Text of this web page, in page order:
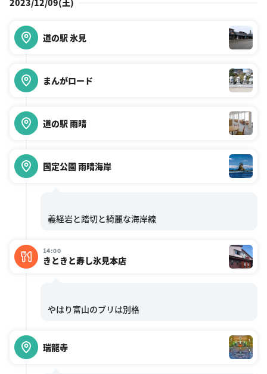
道の駅 氷見
まんがロード
道の駅 雨晴
国定公園 雨晴海岸
14:00
きときと寿し氷見本店
瑞龍寺